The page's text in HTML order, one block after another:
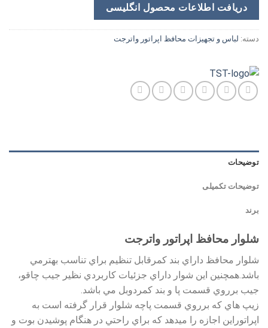
دریافت اطلاعات محصول انگلیسی
دسته: لباس و تجهیزات محافظ اپراتور واترجت
توضیحات
توضیحات تکمیلی
برند
شلوار محافظ اپراتور واترجت
شلوار محافظ داراي بند كمرقابل تنظيم براي تناسب بهترمي
باشد.همچنين اين شوار داراي جزئيات كاربردي نظير جيب چاقو،
جيب برروي قسمت پا و بند كمردوبل مي باشد.
زيپ هاي كه برروي قسمت پاچه شلوار قرار گرفته است به
اپراتوراين اجازه را ميدهد كه براي راحتي در هنگام پوشيدن بوت و